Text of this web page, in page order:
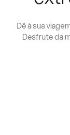
Dê à sua
Desfrute da